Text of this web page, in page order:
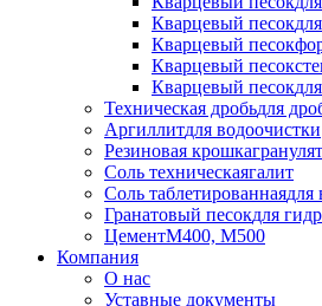
Кварцевый песок
Кварцевый песок
Кварцевый песок
Кварцевый песок
Техническая дробьдля
Аргиллитдля водоочистки
Резиновая крошкагранулят
Соль техническаягалит
Соль таблетированнаядля
Гранатовый песокдля
ЦементМ400, М500
Компания
О нас
Уставные документы